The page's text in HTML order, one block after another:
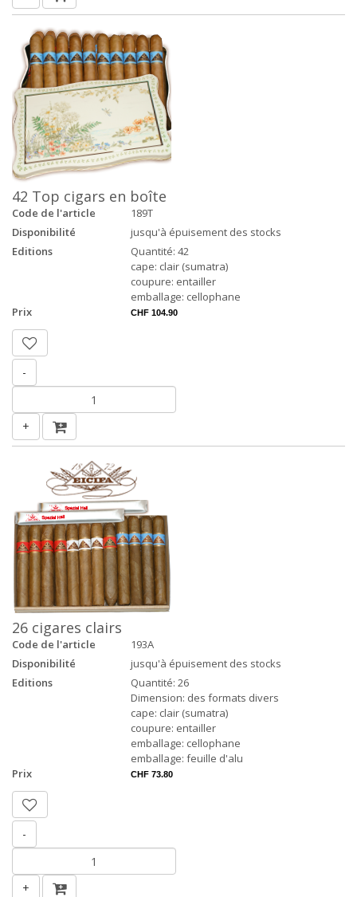
42 Top cigars en boîte
Code de l'article
189T
Disponibilité
jusqu'à épuisement des stocks
Editions
Quantité: 42
cape: clair (sumatra)
coupure: entailler
emballage: cellophane
Prix
CHF 104.90
-
+
26 cigares clairs
Code de l'article
193A
Disponibilité
jusqu'à épuisement des stocks
Editions
Quantité: 26
Dimension: des formats divers
cape: clair (sumatra)
coupure: entailler
emballage: cellophane
emballage: feuille d'alu
Prix
CHF 73.80
-
+